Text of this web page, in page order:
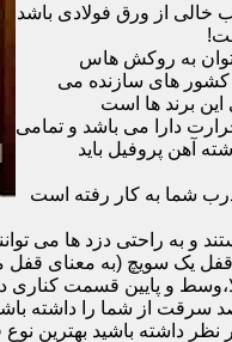
خالی از ورق فولادی باشد
به روکش هاس
کشور های سازنده می
برند ها است
دارا می باشد و تمامی
آهن پروفیل باید
شما به کار رفته است
و به راحتی دزد ها می
و به این طریق کار می کند که با
سرقت از شما را داشته
نظر داشته باشید